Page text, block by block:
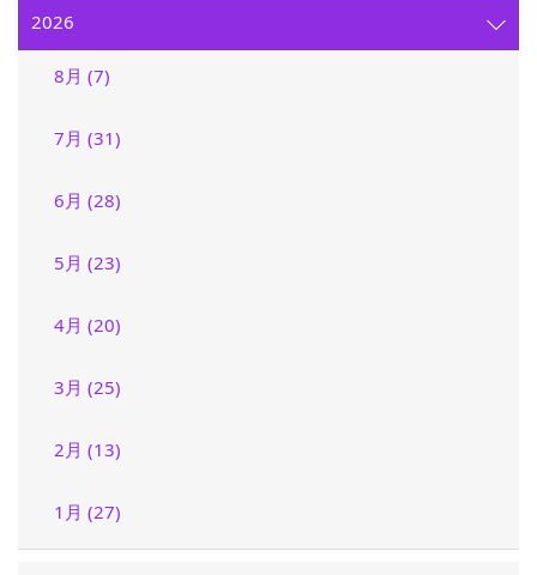
2026
8月 (7)
7月 (31)
6月 (28)
5月 (23)
4月 (20)
3月 (25)
2月 (13)
1月 (27)